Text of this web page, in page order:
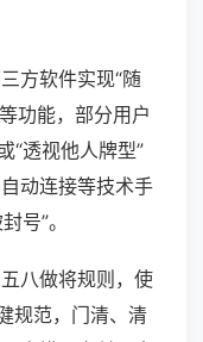
方软件实现“随
功能，部分用户
“透视他人牌型”
动连接等技术手
号”。
八做将规则，使
规范，门清、清